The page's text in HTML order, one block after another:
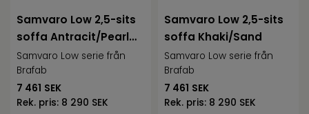
Samvaro Low 2,5-sits
soffa Antracit/Pearl
grey
Samvaro Low serie från
Brafab
7 461 SEK
Rek. pris: 8 290 SEK
Samvaro Low 2,5-sits
soffa Khaki/Sand
Samvaro Low serie från
Brafab
7 461 SEK
Rek. pris: 8 290 SEK